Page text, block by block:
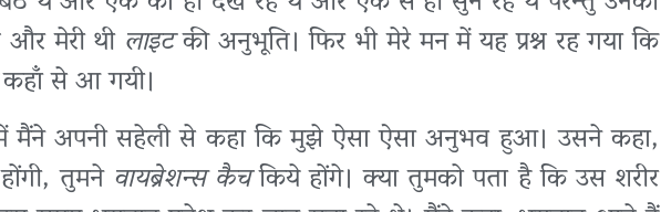
और मेरी थी लाइटकी अनुभूति। फिर भी मेरे मन में यह प्रश्न रह गया कि
से आ गयी।
अपनी सहेली से कहा कि मुझे ऐसा ऐसा अनुभव हुआ। उसने कहा,
तुमने वायब्रेशन्स कैचकिये होंगे। क्या तुमको पता है कि उस शरीर